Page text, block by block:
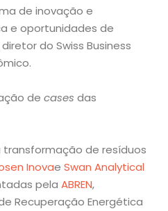
de inovação e
e oportunidades de
do Swiss Business
decases das
transformação de resíduos
InovaeSwan Analytical
pelaABREN,
Recuperação Energética